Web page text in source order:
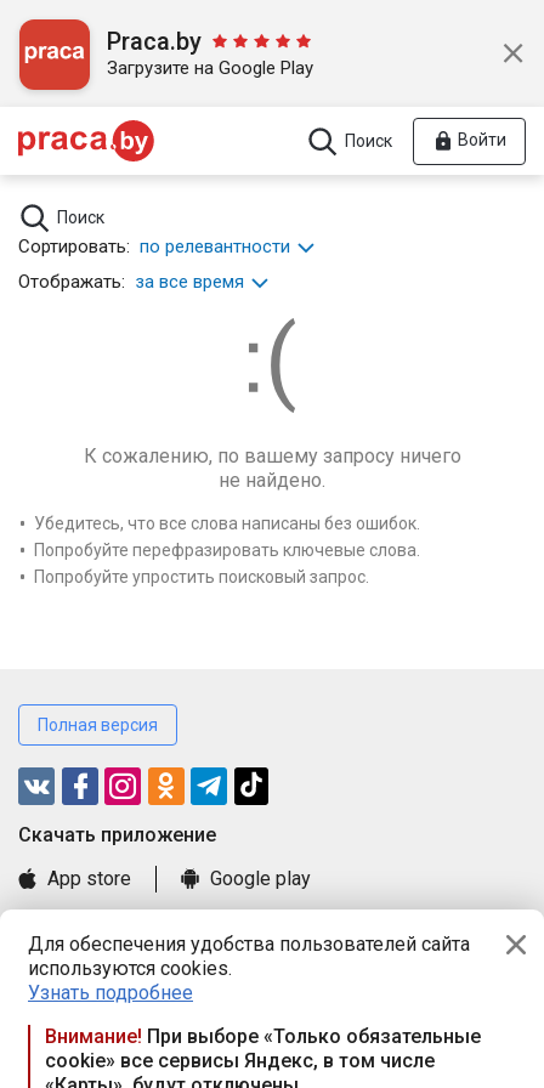
Для обеспечения удобства пользователей сайта
используются cookies.
Узнать подробнее
Внимание! При выборе «Только обязательные
cookie» все сервисы Яндекс, в том числе
Praca.by
Загрузите на Google Play
Поиск Войти
Поиск
Сортировать: по релевантности
Отображать: за все время
К сожалению, по вашему запросу ничего
не найдено.
Убедитесь, что все слова написаны без ошибок.
Попробуйте перефразировать ключевые слова.
Попробуйте упростить поисковый запрос.
Полная версия
Cкачать приложение
App store
Google play
Книга замечаний и предложений
Правила и документы
Praca.by © 2000—2026, ООО «ПРАЦА БАЙ»
Республика Беларусь, 220114, г. Минск, пр-т Независимости
117а, пом. № 9.